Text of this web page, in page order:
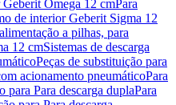
Omega 12 cmPara
de interior Geberit Sigma 12
a pilhas, para
12 cmSistemas de descarga
Peças de substituição para
acionamento pneumáticoPara
para Para descarga duplaPara